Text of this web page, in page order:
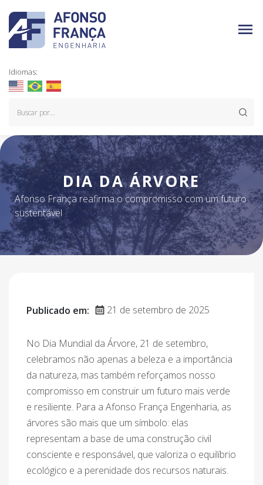
Idiomas:
DIA DA ÁRVORE
Afonso França reafirma o compromisso com um futuro
sustentável
Publicado em: 21 de setembro de 2025
No Dia Mundial da Árvore, 21 de setembro,
celebramos não apenas a beleza e a importância
da natureza, mas também reforçamos nosso
compromisso em construir um futuro mais verde
e resiliente. Para a Afonso França Engenharia, as
árvores são mais que um símbolo: elas
representam a base de uma construção civil
consciente e responsável, que valoriza o equilíbrio
ecológico e a perenidade dos recursos naturais.